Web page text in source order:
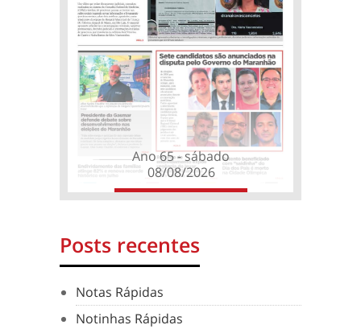
Ano 65 - sábado
08/08/2026
Posts recentes
Notas Rápidas
Notinhas Rápidas